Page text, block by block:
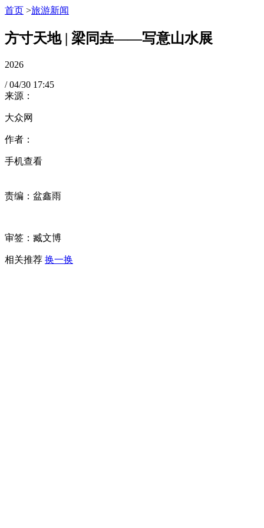
首页 >旅游新闻
方寸天地 | 梁同垚——写意山水展
2026
/ 04/30 17:45
来源：
大众网
作者：
手机查看
责编：盆鑫雨
审签：臧文博
相关推荐 换一换